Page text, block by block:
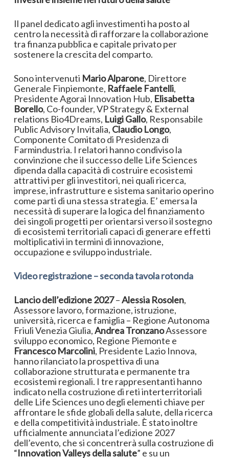
Il panel dedicato agli investimenti ha posto al
centro la necessità di rafforzare la collaborazione
tra finanza pubblica e capitale privato per
sostenere la crescita del comparto.
Sono intervenuti Mario Alparone, Direttore
Generale Finpiemonte, Raffaele Fantelli,
Presidente Agorai Innovation Hub, Elisabetta
Borello, Co-founder, VP Strategy & External
relations Bio4Dreams, Luigi Gallo, Responsabile
Public Advisory Invitalia, Claudio Longo,
Componente Comitato di Presidenza di
Farmindustria. I relatori hanno condiviso la
convinzione che il successo delle Life Sciences
dipenda dalla capacità di costruire ecosistemi
attrattivi per gli investitori, nei quali ricerca,
imprese, infrastrutture e sistema sanitario operino
come parti di una stessa strategia. E’ emersa la
necessità di superare la logica del finanziamento
dei singoli progetti per orientarsi verso il sostegno
di ecosistemi territoriali capaci di generare effetti
moltiplicativi in termini di innovazione,
occupazione e sviluppo industriale.
Video registrazione – seconda tavola rotonda
Lancio dell’edizione 2027–Alessia Rosolen,
Assessore lavoro, formazione, istruzione,
università, ricerca e famiglia – Regione Autonoma
Friuli Venezia Giulia,Andrea TronzanoAssessore
sviluppo economico, Regione Piemonte e
Francesco Marcolini, Presidente Lazio Innova,
hanno rilanciato la prospettiva di una
collaborazione strutturata e permanente tra
ecosistemi regionali. I tre rappresentanti hanno
indicato nella costruzione di reti interterritoriali
delle Life Sciences uno degli elementi chiave per
affrontare le sfide globali della salute, della ricerca
e della competitività industriale. È stato inoltre
ufficialmente annunciata l’edizione 2027
dell’evento, che si concentrerà sulla costruzione di
“Innovation Valleys della salute” e su un